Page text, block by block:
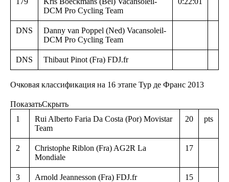
DCM Pro Cycling Team
DNS
Danny van Poppel (Ned) Vacansoleil-
DCM Pro Cycling Team
DNS Thibaut Pinot (Fra) FDJ.fr
Очковая классификация на 16 этапе Тур де Франс 2013
ПоказатьСкрыть
1
Rui Alberto Faria Da Costa (Por) Movistar
Team
20 pts
2
Christophe Riblon (Fra) AG2R La
Mondiale
17
3 Arnold Jeannesson (Fra) FDJ.fr 15